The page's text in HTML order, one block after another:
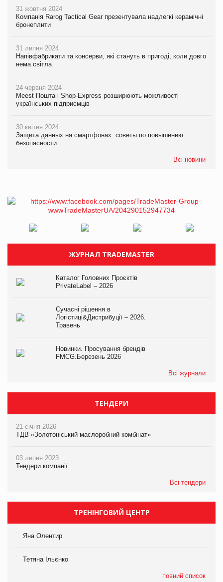
31 жовтня 2024
Компанія Rarog Tactical Gear презентувала надлегкі керамічні
бронеплити
31 липня 2024
Напівфабрикати та консерви, які стануть в пригоді, коли довго
нема світла
24 червня 2024
Meest Пошта і Shop-Express розширюють можливості
українських підприємців
30 квітня 2024
Защита данных на смартфонах: советы по повышению
безопасности
Всі новини
ЖУРНАЛ TRADEMASTER
Каталог Головних Проєктів
PrivateLabel – 2026
Сучасні рішення в
Логістиці&Дистрибуції – 2026.
Травень
Новинки. Просування брендів
FMCG.Березень 2026
Всі журнали
ТЕНДЕРИ
21 січня 2026
ТДВ «Золотоніський маслоробний комбінат»
03 липня 2023
Тендери компанії
Всі тендери
ТРЕНІНГОВИЙ ЦЕНТР
Яна Олентир
Тетяна Ільєнко
повний список